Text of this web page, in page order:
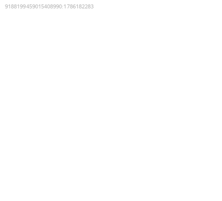
9188199459015408990:1786182283